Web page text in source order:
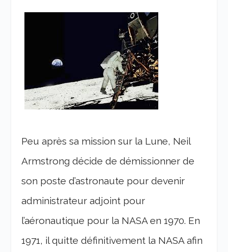
Peu après sa mission sur la Lune, Neil
Armstrong décide de démissionner de
son poste d’astronaute pour devenir
administrateur adjoint pour
l’aéronautique pour la NASA en 1970. En
1971, il quitte définitivement la NASA afin